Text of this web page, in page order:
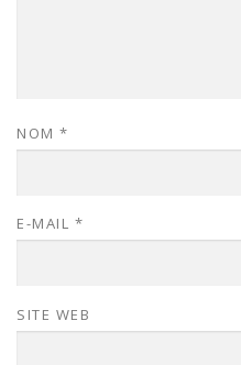
NOM *
E-MAIL *
SITE WEB